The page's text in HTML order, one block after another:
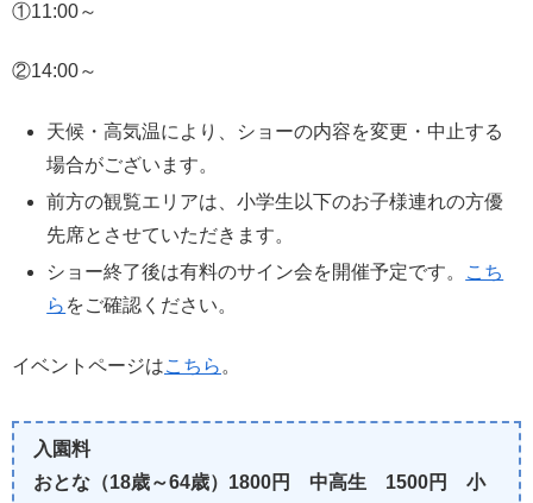
①11:00～
②14:00～
天候・高気温により、ショーの内容を変更・中止する
場合がございます。
前方の観覧エリアは、小学生以下のお子様連れの方優
先席とさせていただきます。
ショー終了後は有料のサイン会を開催予定です。
こち
ら をご確認ください。
イベントページはこちら 。
入園料
おとな（18歳～64歳）1800円 中高生 1500円 小